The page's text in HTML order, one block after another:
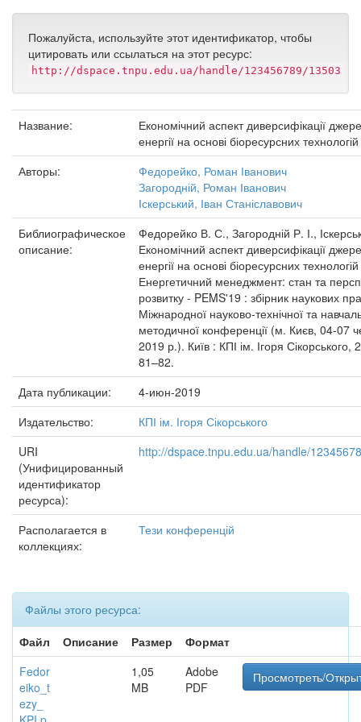
Пожалуйста, используйте этот идентификатор, чтобы
цитировать или ссылаться на этот ресурс:
http://dspace.tnpu.edu.ua/handle/123456789/13503
Название:
Економічний аспект диверсифікації
енергії на основі біоресурсних технологій
Авторы:
Федорейко, Роман Іванович
Загородній, Роман Іванович
Іскерський, Іван Станіславович
Библиографическое
описание:
Федорейко В. С., Загородній Р. І.,
Економічний аспект диверсифікації
енергії на основі біоресурсних
Енергетичний менеджмент: стан та
розвитку - PEMS'19 : збірник наукових
Міжнародної науково-технічної та
методичної конференції (м. Києв, 04-07
2019 р.). Київ : КПІ ім. Ігоря Сікорського,
81–82.
Дата публикации:
4-июн-2019
Издательство:
КПІ ім. Ігоря Сікорського
URI
(Унифицированный
идентификатор
ресурса):
http://dspace.tnpu.edu.ua/handle/
Располагается в
коллекциях:
Тези конференцій
Файлы этого ресурса:
Файл
Описание Размер
Формат
Fedor
eiko_t
ezy_
1,05
MB
Adobe
PDF
Просмотреть/